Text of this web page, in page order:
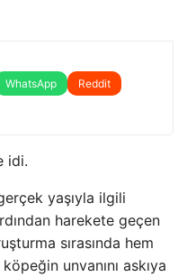
WhatsApp
Reddit
idi.
yaşıyla ilgili
harekete geçen
sırasında hem
unvanını askıya